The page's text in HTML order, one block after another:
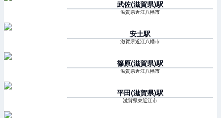
武佐(滋賀県)駅
滋賀県近江八幡市
安土駅
滋賀県近江八幡市
篠原(滋賀県)駅
滋賀県近江八幡市
平田(滋賀県)駅
滋賀県東近江市